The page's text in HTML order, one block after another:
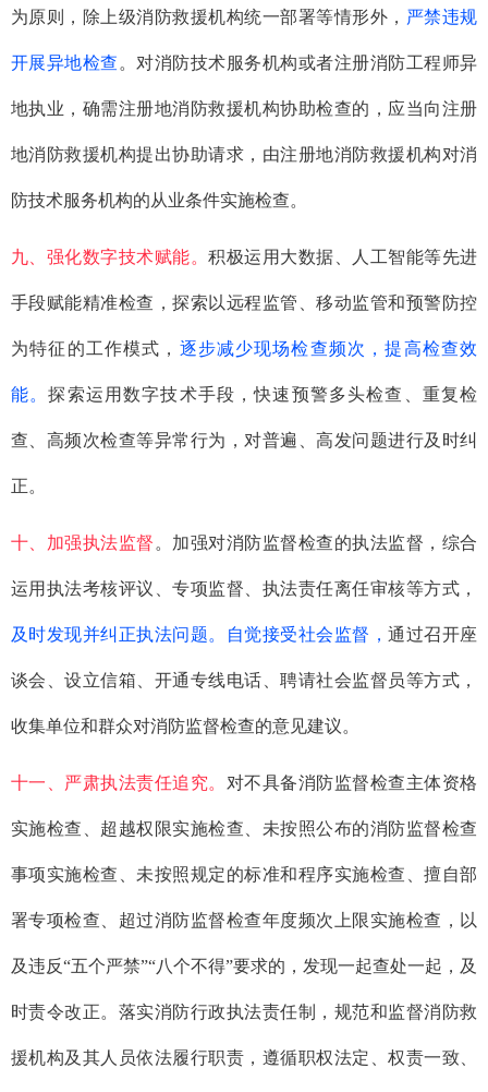
为原则，除上级消防救援机构统一部署等情形外， 严禁违规
开展异地检查 。对消防技术服务机构或者注册消防工程师异
地执业，确需注册地消防救援机构协助检查的，应当向注册
地消防救援机构提出协助请求，由注册地消防救援机构对消
防技术服务机构的从业条件实施检查。
九、强化数字技术赋能。积极运用大数据、人工智能等先进
手段赋能精准检查，探索以远程监管、移动监管和预警防控
为特征的工作模式， 逐步减少现场检查频次，提高检查效
能。探索运用数字技术手段，快速预警多头检查、重复检
查、高频次检查等异常行为，对普遍、高发问题进行及时纠
正。
十、加强执法监督 。加强对消防监督检查的执法监督，综合
运用执法考核评议、专项监督、执法责任离任审核等方式，
及时发现并纠正执法问题。自觉接受社会监督，通过召开座
谈会、设立信箱、开通专线电话、聘请社会监督员等方式，
收集单位和群众对消防监督检查的意见建议。
十一、严肃执法责任追究。 对不具备消防监督检查主体资格
实施检查、超越权限实施检查、未按照公布的消防监督检查
事项实施检查、未按照规定的标准和程序实施检查、擅自部
署专项检查、超过消防监督检查年度频次上限实施检查，以
及违反“五个严禁”“八个不得”要求的，发现一起查处一起，及
时责令改正。落实消防行政执法责任制，规范和监督消防救
援机构及其人员依法履行职责，遵循职权法定 、权责一致、